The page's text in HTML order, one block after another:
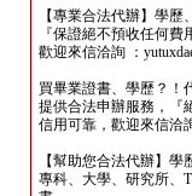
【專業合法代辦】學
『保證絕不預收任何
歡迎來信洽詢 ：
買畢業證書、學歷？！
提供合法申辦服務，『
信用可靠，歡迎來信洽
【幫助您合法代辦】
專科、大學、研究所、